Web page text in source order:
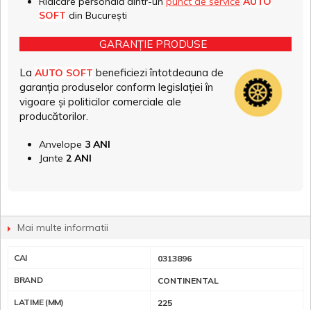
SOFT din București
GARANȚIE PRODUSE
La AUTO SOFT beneficiezi întotdeauna de
garanția produselor conform legislației în
vigoare și politicilor comerciale ale
producătorilor.
Anvelope 3 ANI
Jante 2 ANI
Mai multe informatii
CAI 0313896
BRAND CONTINENTAL
LATIME (MM) 225